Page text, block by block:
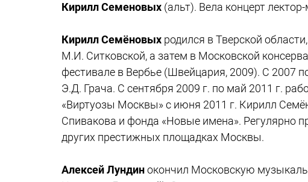
Кирилл Семеновых (альт). Вела концерт
Кирилл Семёновых родился в Тверской
М.И. Ситковской, а затем в Московской
фестивале в Вербье (Швейцария, 2009). С 2007
Э.Д. Грача. С сентября 2009 г. по май 2011 г.
«Виртуозы Москвы» с июня 2011 г. Кирилл
Спивакова и фонда «Новые имена». Регулярно
других престижных площадках Москвы.
Алексей Лундинокончил Московскую